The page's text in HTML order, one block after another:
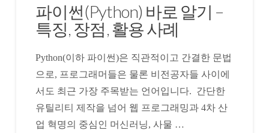
파이썬(Python) 바로 알기 –
특징, 장점, 활용 사례
Python(이하 파이썬)은 직관적이고 간결한 문법
으로, 프로그래머들은 물론 비전공자들 사이에
서도 최근 가장 주목받는 언어입니다. 간단한
유틸리티 제작을 넘어 웹 프로그래밍과 4차 산
업 혁명의 중심인 머신러닝, 사물 …